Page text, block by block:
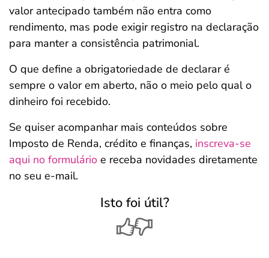
valor antecipado também não entra como
rendimento, mas pode exigir registro na declaração
para manter a consistência patrimonial.
O que define a obrigatoriedade de declarar é
sempre o valor em aberto, não o meio pelo qual o
dinheiro foi recebido.
Se quiser acompanhar mais conteúdos sobre
Imposto de Renda, crédito e finanças, inscreva-se
aqui no formulário e receba novidades diretamente
no seu e-mail.
Isto foi útil?